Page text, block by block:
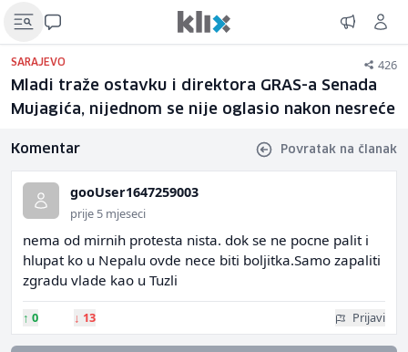
SARAJEVO 426
Mladi traže ostavku i direktora GRAS-a Senada
Mujagića, nijednom se nije oglasio nakon nesreće
Komentar Povratak na članak
gooUser1647259003
prije 5 mjeseci
nema od mirnih protesta nista. dok se ne pocne palit i
hlupat ko u Nepalu ovde nece biti boljitka.Samo zapaliti
zgradu vlade kao u Tuzli
↑ 0 ↓ 13 Prijavi